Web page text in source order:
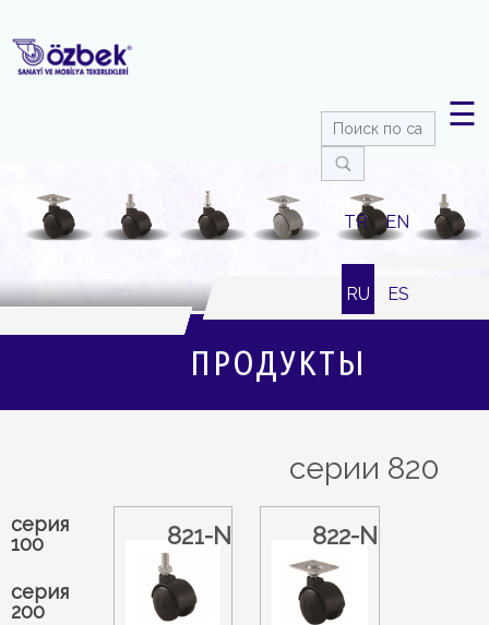
☰
TR EN
RU ES
ПРОДУКТЫ
серии 820
серия
100
серия
200
821-N 822-N